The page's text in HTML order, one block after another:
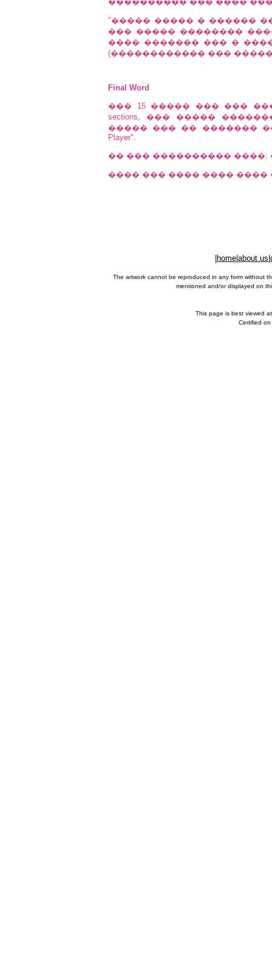
"����� ����� � ������
��� ����� ��������
���� ������� ��� �
(������������ ���
Final Word
��� 15 ����� ��� ���
sections, ��� �����
����� ��� �� �������
Player".
�� ��� ���������� ����;
���� ��� ���� ���� ����
home about us
The artwork cannot be reproduced in any form without
mentioned and/or displayed on
This page is best viewed
Certified on